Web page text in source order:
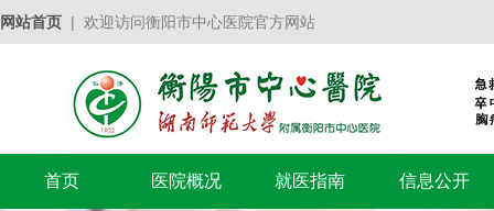
网站首页 | 欢迎访问衡阳市中心医院官方网站
首页 医院概况 就医指南 信息公开